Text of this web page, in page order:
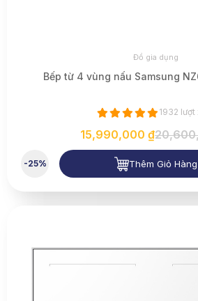
Đồ gia dụng
Bếp từ 4 vùng nấu Samsung
1932 lượt
15,990,000 ₫
-25% Thêm Giỏ Hàng